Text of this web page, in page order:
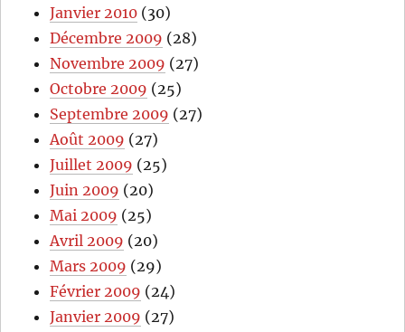
Janvier 2010 (30)
Décembre 2009 (28)
Novembre 2009 (27)
Octobre 2009 (25)
Septembre 2009 (27)
Août 2009 (27)
Juillet 2009 (25)
Juin 2009 (20)
Mai 2009 (25)
Avril 2009 (20)
Mars 2009 (29)
Février 2009 (24)
Janvier 2009 (27)